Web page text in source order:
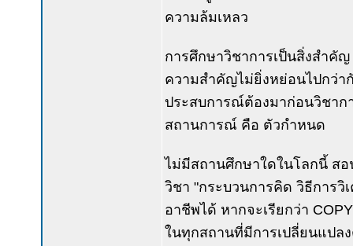
ความล้มเหลว
การศึกษาวิชาการเป็นสิ่งสำ
ความสำคัญไม่ยิ่งหย่อนไปกว่า
ประสบการณ์ต้องมาก่อนวิชาก
สถานการณ์ คือ ตัวกำหนด
ไม่มีสถานศึกษาใดในโลกนี้ สอ
วิชา "กระบวนการคิด วิธีการวิ
อาชีพได้ หากจะเรียกว่า
ในทุกสถานที่มีการเปลี่ยนแปล